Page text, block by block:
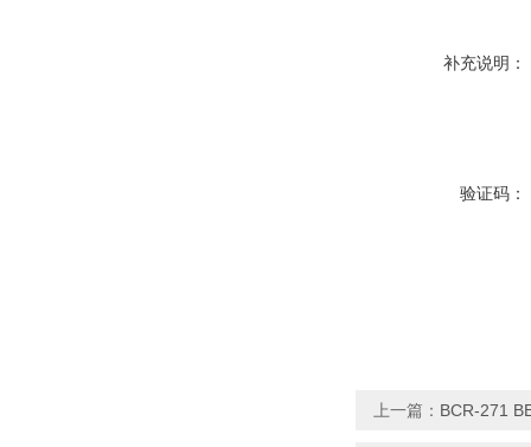
补充说明：
验证码：
上一篇： BCR-271